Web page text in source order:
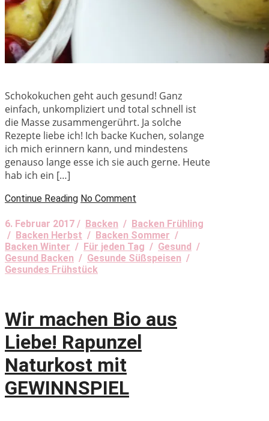
Schokokuchen geht auch gesund! Ganz
einfach, unkompliziert und total schnell ist
die Masse zusammengerührt. Ja solche
Rezepte liebe ich! Ich backe Kuchen, solange
ich mich erinnern kann, und mindestens
genauso lange esse ich sie auch gerne. Heute
hab ich ein […]
Continue Reading No Comment
6. Februar 2017 / Backen / Backen Frühling
/ Backen Herbst / Backen Sommer /
Backen Winter / Für jeden Tag / Gesund /
Gesund Backen / Gesunde Süßspeisen /
Gesundes Frühstück
Wir machen Bio aus
Liebe! Rapunzel
Naturkost mit
GEWINNSPIEL